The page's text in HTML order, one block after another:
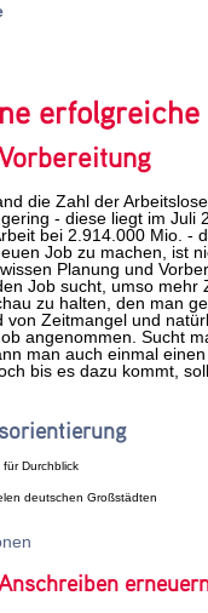
erfolgreiche
die Zahl der
- diese liegt im Juli
bei 2.914.000 Mio. -
Job zu machen, ist
Planung und
Job sucht, umso mehr
zu halten, den man
von Zeitmangel und
angenommen. Sucht
man auch einmal
bis es dazu kommt,
Durchblick
deutschen Großstädten